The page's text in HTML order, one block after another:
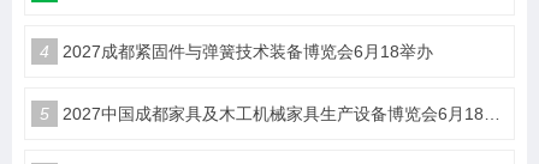
4 2027成都紧固件与弹簧技术装备博览会6月18举办
5 2027中国成都家具及木工机械家具生产设备博览会6月18举办